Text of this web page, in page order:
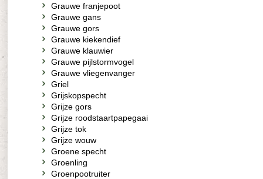
Grauwe franjepoot
Grauwe gans
Grauwe gors
Grauwe kiekendief
Grauwe klauwier
Grauwe pijlstormvogel
Grauwe vliegenvanger
Griel
Grijskopspecht
Grijze gors
Grijze roodstaartpapegaai
Grijze tok
Grijze wouw
Groene specht
Groenling
Groenpootruiter